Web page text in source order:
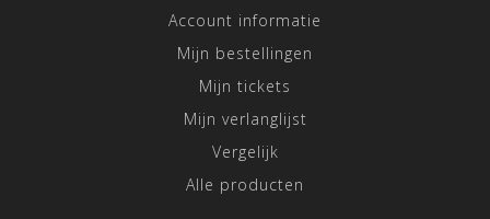
Account informatie
Mijn bestellingen
Mijn tickets
Mijn verlanglijst
Vergelijk
Alle producten